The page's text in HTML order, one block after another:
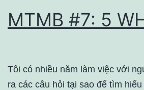
MTMB #7: 5
Tôi có nhiều năm làm việc với
ra các câu hỏi tại sao để tìm